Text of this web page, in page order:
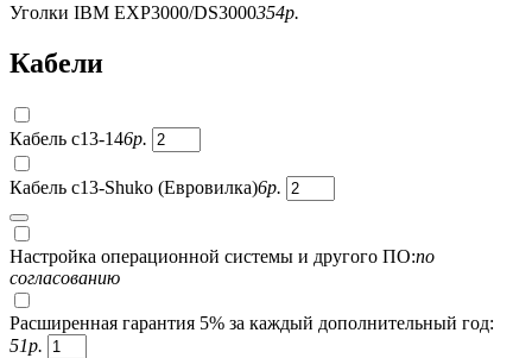
Уголки IBM EXP3000/DS3000354р.
Кабели
Кабель c13-146р.
Кабель c13-Shuko (Евровилка)6р.
Настройка операционной системы и другого ПО:по
согласованию
Расширенная гарантия 5% за каждый дополнительный год:
51р.